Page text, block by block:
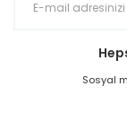
Sosyal